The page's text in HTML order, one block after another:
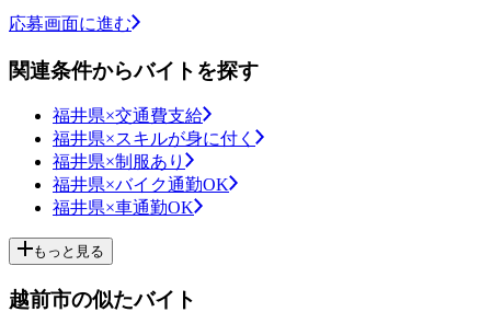
応募画面に進む
関連条件からバイトを探す
福井県×交通費支給
福井県×スキルが身に付く
福井県×制服あり
福井県×バイク通勤OK
福井県×車通勤OK
もっと見る
越前市の似たバイト